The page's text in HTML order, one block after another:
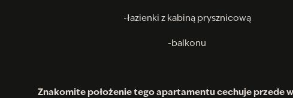
-łazienki z kabiną prysznicową
-balkonu
Znakomite położenie tego apartamentu cechuje przede